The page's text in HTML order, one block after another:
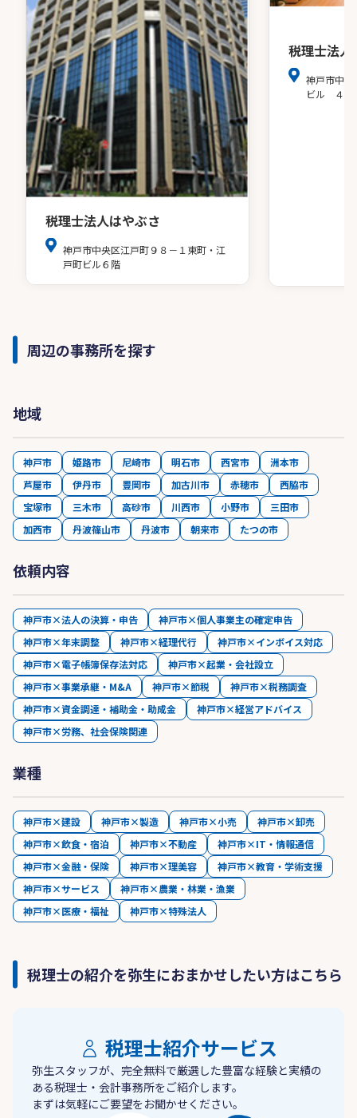
税理士法人はやぶさ
神戸市中央区江戸町９８－１東町・江
戸町ビル６階
税理士法
神戸市中央
ビル ４階
周辺の事務所を探す
地域
神戸市 姫路市 尼崎市 明石市 西宮市
洲本市
芦屋市
伊丹市 豊岡市 加古川市 赤穂市
西脇市
宝塚市
三木市 高砂市 川西市 小野市
三田市
加西市
丹波篠山市 丹波市 朝来市 たつの市
依頼内容
神戸市×法人の決算・申告
神戸市×個人事業主の確定申告
神戸市×年末調整
神戸市×経理代行
神戸市×インボイス対応
神戸市×電子帳簿保存法対応
神戸市×起業・会社設立
神戸市×事業承継・M&A
神戸市×節税
神戸市×税務調査
神戸市×資金調達・補助金・助成金
神戸市×経営アドバイス
神戸市×労務、社会保険関連
業種
神戸市×建設 神戸市×製造 神戸市×小売
神戸市×卸売
神戸市×飲食・宿泊
神戸市×不動産
神戸市×IT・情報通信
神戸市×金融・保険
神戸市×理美容
神戸市×教育・学術支援
神戸市×サービス
神戸市×農業・林業・漁業
神戸市×医療・福祉
神戸市×特殊法人
税理士の紹介を弥生におまかせしたい方はこちら
税理士紹介サービス
弥生スタッフが、完全無料で厳選した豊富な経験と実績の
ある税理士・会計事務所をご紹介します。
まずは気軽にご要望をお聞かせください。